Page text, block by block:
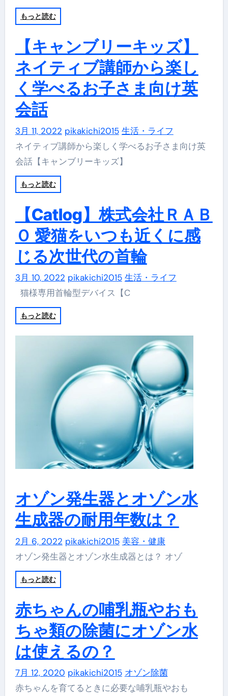
もっと読む
【キャンブリーキッズ】
ネイティブ講師から楽し
く学べるお子さま向け英
会話
3月 11, 2022 pikakichi2015 生活・ライフ
ネイティブ講師から楽しく学べるお子さま向け英
会話【キャンブリーキッズ】
もっと読む
【Catlog】株式会社ＲＡＢ
Ｏ 愛猫をいつも近くに感
じる次世代の首輪
3月 10, 2022 pikakichi2015 生活・ライフ
猫様専用首輪型デバイス【C
もっと読む
オゾン発生器とオゾン水
生成器の耐用年数は？
2月 6, 2022 pikakichi2015 美容・健康
オゾン発生器とオゾン水生成器とは？ オゾ
もっと読む
赤ちゃんの哺乳瓶やおも
ちゃ類の除菌にオゾン水
は使えるの？
7月 12, 2020 pikakichi2015 オゾン除菌
赤ちゃんを育てるときに必要な哺乳瓶やおも